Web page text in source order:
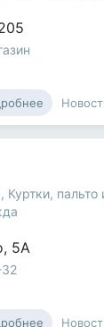
, Куртки, пальто
, 5А